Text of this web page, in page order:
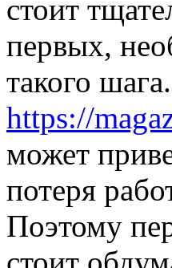
стоит
первых,
такого
https://
может
потеря
Поэтому